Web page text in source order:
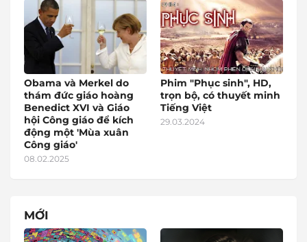
Obama và Merkel do
thám đức giáo hoàng
Benedict XVI và Giáo
hội Công giáo để kích
động một 'Mùa xuân
Công giáo'
08.02.2025
Phim "Phục sinh", HD,
trọn bộ, có thuyết minh
Tiếng Việt
29.03.2024
MỚI